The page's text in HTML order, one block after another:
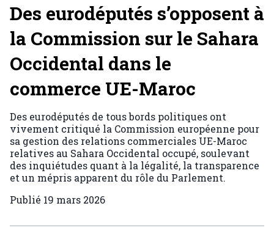
Des eurodéputés s’opposent à
la Commission sur le Sahara
Occidental dans le
commerce UE-Maroc
Des eurodéputés de tous bords politiques ont
vivement critiqué la Commission européenne pour
sa gestion des relations commerciales UE-Maroc
relatives au Sahara Occidental occupé, soulevant
des inquiétudes quant à la légalité, la transparence
et un mépris apparent du rôle du Parlement.
Publié 19 mars 2026